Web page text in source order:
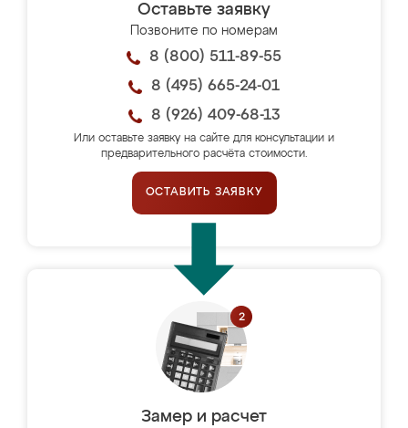
Оставьте заявку
Позвоните по номерам
8 (800) 511-89-55
8 (495) 665-24-01
8 (926) 409-68-13
Или оставьте заявку на сайте для консультации и
предварительного расчёта стоимости.
ОСТАВИТЬ ЗАЯВКУ
Замер и расчет